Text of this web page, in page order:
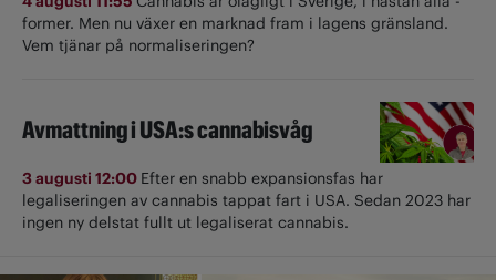
former. Men nu växer en marknad fram i lagens gränsland.
Vem tjänar på normaliseringen?
Avmattning i USA:s cannabisvåg
3 augusti 12:00 Efter en snabb expansionsfas har
legaliseringen av cannabis tappat fart i USA. Sedan 2023 har
ingen ny delstat fullt ut ­legaliserat cannabis.